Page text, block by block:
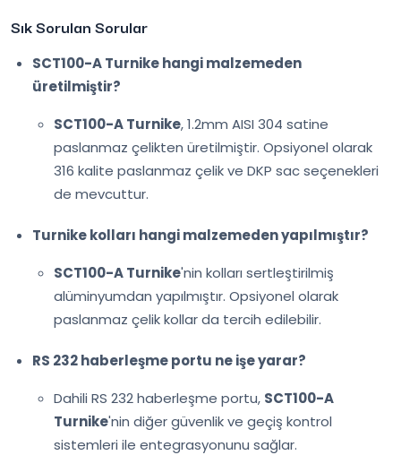
Sık Sorulan Sorular
SCT100-A Turnike hangi malzemeden
üretilmiştir?
SCT100-A Turnike, 1.2mm AISI 304 satine
paslanmaz çelikten üretilmiştir. Opsiyonel olarak
316 kalite paslanmaz çelik ve DKP sac seçenekleri
de mevcuttur.
Turnike kolları hangi malzemeden yapılmıştır?
SCT100-A Turnike'nin kolları sertleştirilmiş
alüminyumdan yapılmıştır. Opsiyonel olarak
paslanmaz çelik kollar da tercih edilebilir.
RS 232 haberleşme portu ne işe yarar?
Dahili RS 232 haberleşme portu, SCT100-A
Turnike'nin diğer güvenlik ve geçiş kontrol
sistemleri ile entegrasyonunu sağlar.